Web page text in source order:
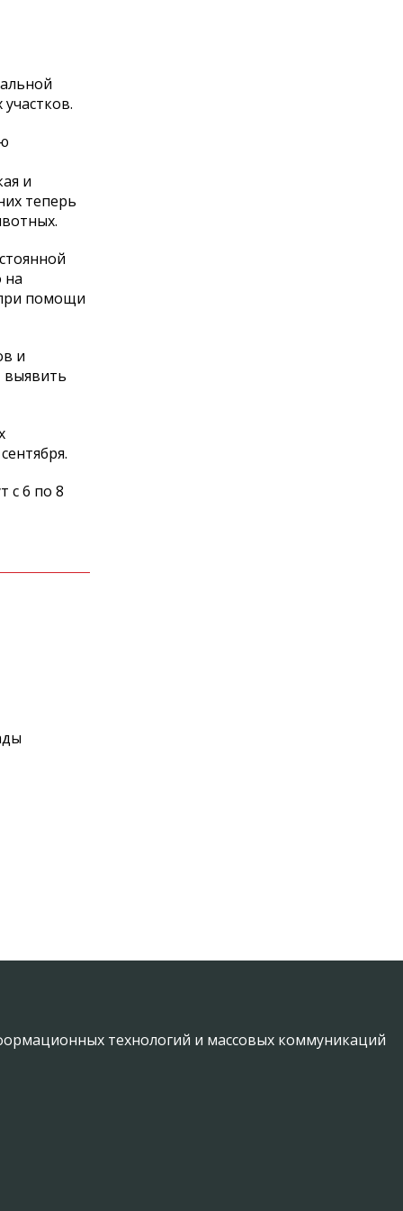
и
теперь
на
помощи
и
выявить
с 6 по 8
технологий и массовых коммуникаций